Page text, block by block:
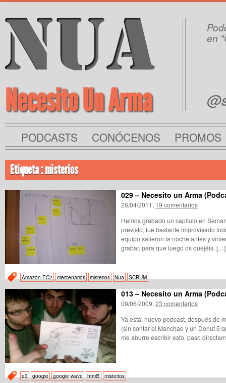
Necesito Un Arma
en
PODCASTS CONÓCENOS PROMOS
Etiqueta : misterios
029 – Necesito un Arma
26/04/2011, 19 comentarios
Hemos grabado un capítulo en
previsto, fue bastante improvisado
equipo salieron la noche antes y
grabar, para que luego os quejéis, […]
Amazon EC2 mercenarios misterios Nua SCRUM
013 – Necesito un Arma
09/06/2009, 23 comentarios
Ya está, nuevo podcast, después de
(sin contar el Manchao y un Donut 5
me aburre escribir esto, paso
e3 google google wave html5 misterios